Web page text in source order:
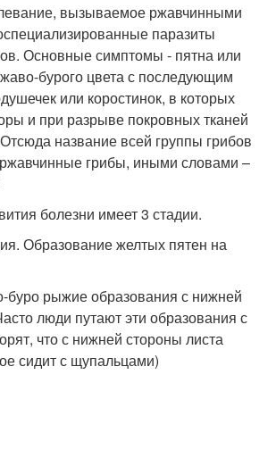
вызываемое ржавчинными
паразиты
Основные симптомы - пятна или
бурого цвета с последующим
или коростинок, в которых
и при разрыве покровных тканей
название всей группы грибов
грибы, иными словами –
болезни имеет 3 стадии.
Образование желтых пятен на
буро рыжие образования с нижней
люди путают эти образования с
что с нижней стороны листа
сидит с щупальцами)